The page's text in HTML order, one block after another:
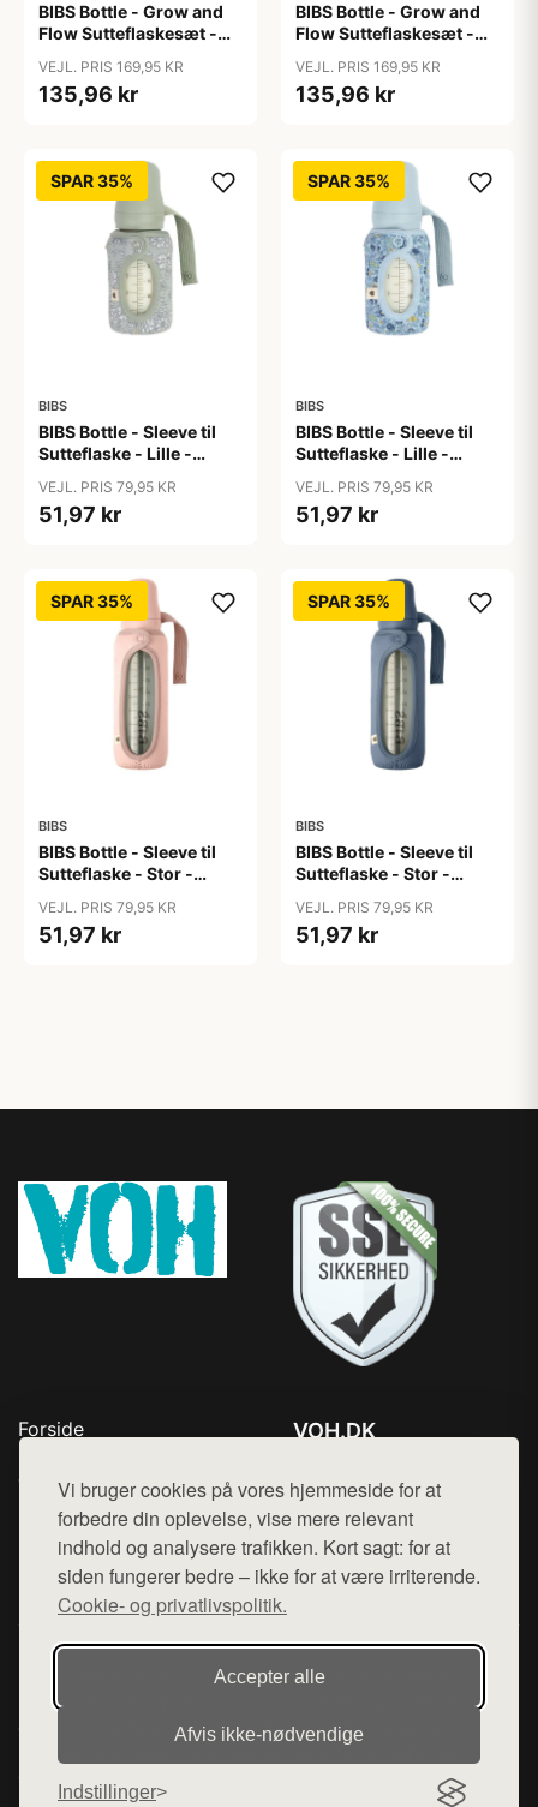
Vi bruger cookies på vores hjemmeside for at
forbedre din oplevelse, vise mere relevant
indhold og analysere trafikken. Kort sagt: for at
siden fungerer bedre – ikke for at være irriterende.
Cookie- og privatlivspolitik.
Accepter alle
Afvis ikke‑nødvendige
Indstillinger
BIBS Bottle - Grow and
Flow Sutteflaskesæt -
Naturgummi/Rund -
150ml/270ml - 2-Pak -
VEJL. PRIS 169,95 KR
135,96 kr
BIBS Bottle - Grow and
Flow Sutteflaskesæt -
150ml/270ml - 2-Pak -
Ivory
VEJL. PRIS 169,95 KR
135,96 kr
SPAR 35%
BIBS
BIBS Bottle - Sleeve til
Sutteflaske - Lille -
VEJL. PRIS 79,95 KR
51,97 kr
SPAR 35%
BIBS
BIBS Bottle - Sleeve til
Sutteflaske - Lille -
Lawn/Baby Blue
VEJL. PRIS 79,95 KR
51,97 kr
SPAR 35%
BIBS
BIBS Bottle - Sleeve til
Sutteflaske - Stor -
VEJL. PRIS 79,95 KR
51,97 kr
SPAR 35%
BIBS
BIBS Bottle - Sleeve til
Sutteflaske - Stor -
VEJL. PRIS 79,95 KR
51,97 kr
Forside
Top Rabatter
Kontakt
VOH.DK
Mail: hej@want.dk
Cookie- og privatlivspolitik
Denne side er en del af want.dk, der udgiver en række
hjemmesider med præsentation af forskellige produkter fra
diverse webshops. Der sælges ikke varer fra denne side - vi
henviser til de shops, som sælger varen. Vi har heller ikke
varerne på lager.